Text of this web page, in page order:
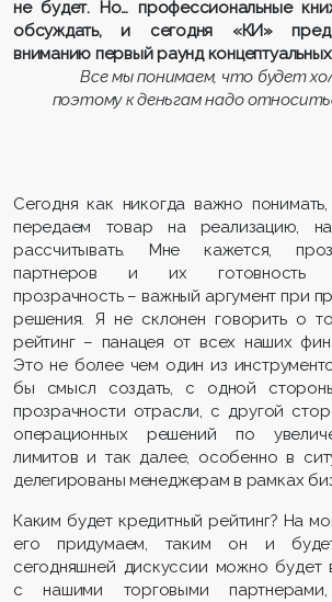
не будет. Но… профессиональные
обсуждать, и сегодня «КИ»
вниманию первый раунд
Все мы понимаем, что будет
поэтому к деньгам надо
Сегодня как никогда важно
передаем товар на реализацию,
рассчитывать. Мне кажется,
партнеров и их готовность
прозрачность – важный аргумент при
решения. Я не склонен говорить о
рейтинг – панацея от всех наших
Это не более чем один из
бы смысл создать, с одной
прозрачности отрасли, с другой
операционных решений по
лимитов и так далее, особенно в
делегированы менеджерам в рамках
Каким будет кредитный рейтинг? На
его придумаем, таким он и
сегодняшней дискуссии можно будет
с нашими торговыми